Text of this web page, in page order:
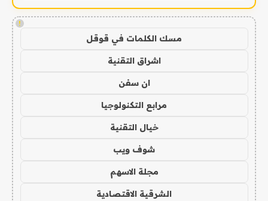
!
مسك الكلمات في قوقل
اشراق التقنية
ان سفن
مرابع التكنولوجيا
خيال التقنية
شوف ويب
مجلة الاسهم
الشرقية الاقتصادية